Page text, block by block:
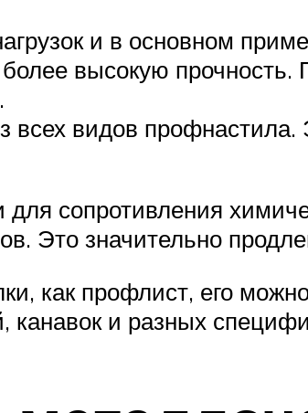
и в основном
высокую
видов профнастила.
сопротивления
Это значительно
как профлист, его
и разных